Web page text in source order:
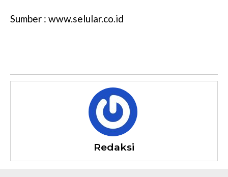
Sumber : www.selular.co.id
Redaksi